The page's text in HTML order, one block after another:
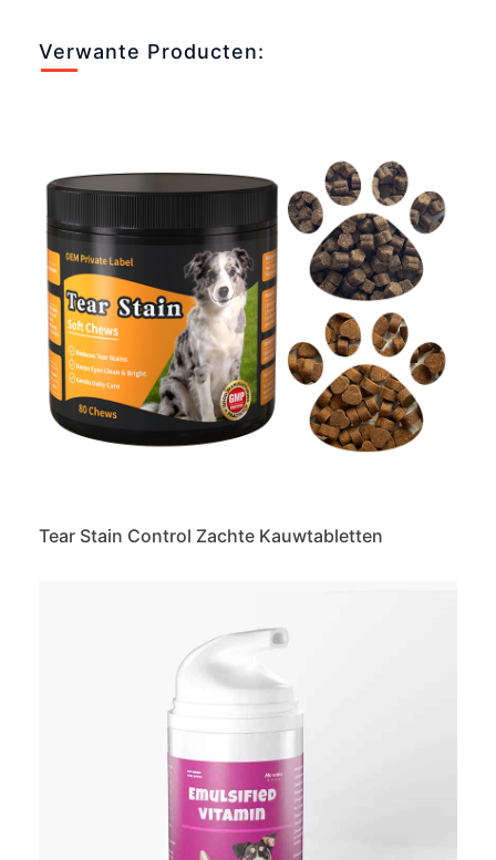
Verwante Producten:
Tear Stain Control Zachte Kauwtabletten